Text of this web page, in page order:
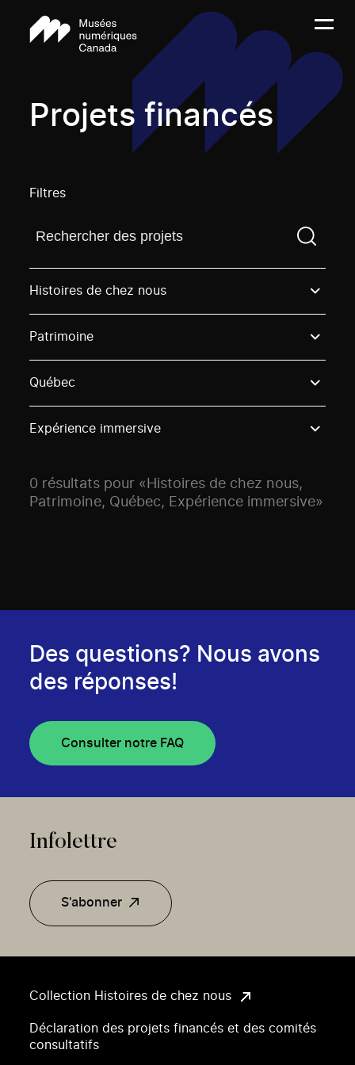
Projets financés
Filtres
Trouvez un projetVous devez saisir un terme de
Histoires de chez nous
Patrimoine
Québec
Expérience immersive
0 résultats pour «Histoires de chez nous,
Patrimoine, Québec, Expérience immersive»
Collection Histoires de chez nous
Déclaration des projets financés et des comités
consultatifs
Des questions? Nous avons
des réponses!
Consulter notre FAQ
Infolettre
S'abonner